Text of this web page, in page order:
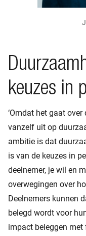
keuzes in
‘Omdat het gaat
vanzelf uit op
ambitie is dat
is van de keuzes in
deelnemer, je wil en
overwegingen over
Deelnemers kunnen
belegd wordt voor
impact beleggen met